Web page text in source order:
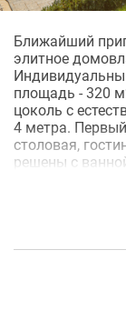
Ближайший
элитное
площадь - 320
цоколь с
4 метра.
столовая,
решены с
прачечная,
материалами.
актуален.
уровне. Кухня
SMEG.